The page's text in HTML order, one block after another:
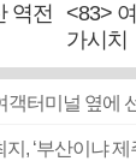
역전
<83>
가시치
객터미널 옆에
, ‘부산이냐 제